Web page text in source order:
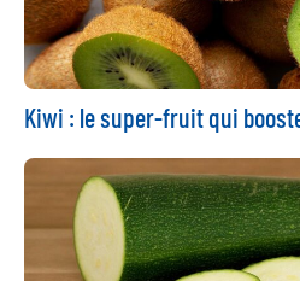
Kiwi : le super-fruit qui